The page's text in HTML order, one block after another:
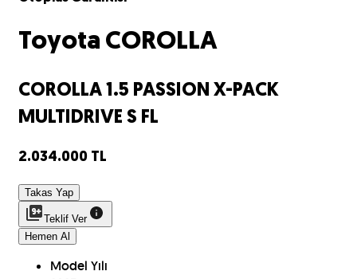
Toyota COROLLA
COROLLA 1.5 PASSION X-PACK
MULTIDRIVE S FL
2.034.000 TL
Takas Yap
Teklif Ver
Hemen Al
Model Yılı